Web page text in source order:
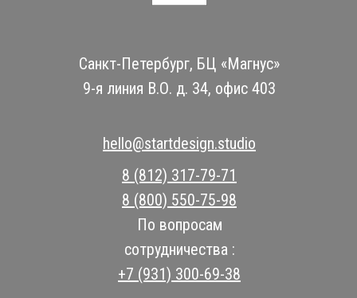
Санкт-Петербург, БЦ «Магнус»
9-я линия В.О. д. 34, офис 403
8 (812) 317-79-71
8 (800) 550-75-98
По вопросам
сотрудничества :
+7 (931) 300-69-38
hello@startdesign.studio